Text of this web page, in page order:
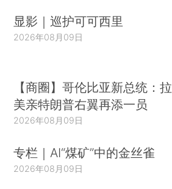
显影｜巡护可可西里
2026年08月09日
【商圈】哥伦比亚新总统：拉
美亲特朗普右翼再添一员
2026年08月09日
专栏｜AI“煤矿”中的金丝雀
2026年08月09日